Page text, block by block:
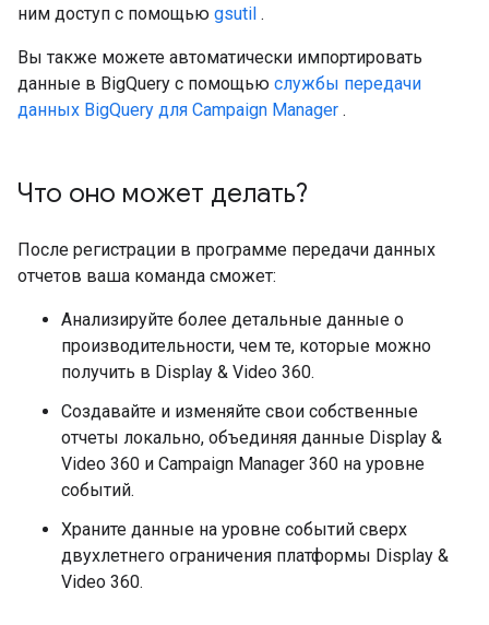
ним доступ с помощью gsutil .
Вы также можете автоматически импортировать
данные в BigQuery с помощью службы передачи
данных BigQuery для Campaign Manager .
Что оно может делать?
После регистрации в программе передачи данных
отчетов ваша команда сможет:
Анализируйте более детальные данные о
производительности, чем те, которые можно
получить в Display & Video 360.
Создавайте и изменяйте свои собственные
отчеты локально, объединяя данные Display &
Video 360 и Campaign Manager 360 на уровне
событий.
Храните данные на уровне событий сверх
двухлетнего ограничения платформы Display &
Video 360.